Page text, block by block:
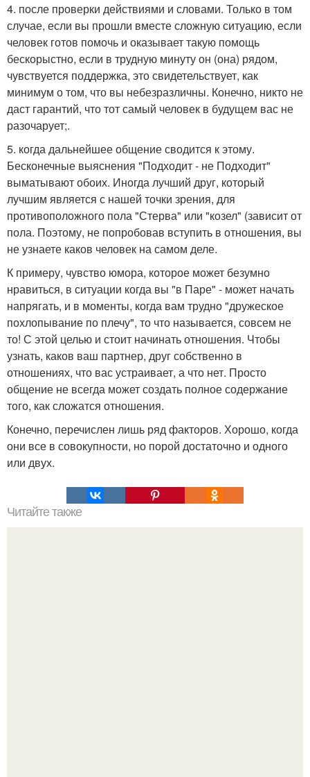
4. после проверки действиями и словами. Только в том
случае, если вы прошли вместе сложную ситуацию, если
человек готов помочь и оказывает такую помощь
бескорыстно, если в трудную минуту он (она) рядом,
чувствуется поддержка, это свидетельствует, как
минимум о том, что вы небезразличны. Конечно, никто не
даст гарантий, что тот самый человек в будущем вас не
разочарует;.
5. когда дальнейшее общение сводится к этому.
Бесконечные выяснения "Подходит - не Подходит"
выматывают обоих. Иногда лучший друг, который
лучшим является с нашей точки зрения, для
противоположного пола "Стерва" или "козел" (зависит от
пола. Поэтому, не попробовав вступить в отношения, вы
не узнаете каков человек на самом деле.
К примеру, чувство юмора, которое может безумно
нравиться, в ситуации когда вы "в Паре" - может начать
напрягать, и в моменты, когда вам трудно "дружеское
похлопывание по плечу", то что называется, совсем не
то! С этой целью и стоит начинать отношения. Чтобы
узнать, каков ваш партнер, друг собственно в
отношениях, что вас устраивает, а что нет. Просто
общение не всегда может создать полное содержание
того, как сложатся отношения.
Конечно, перечислен лишь ряд факторов. Хорошо, когда
они все в совокупности, но порой достаточно и одного
или двух.
Читайте также